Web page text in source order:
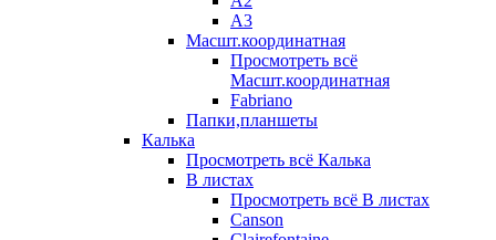
А3
Масшт.координатная
Просмотреть всё
Масшт.координатная
Fabriano
Папки,планшеты
Калька
Просмотреть всё Калька
В листах
Просмотреть всё В листах
Canson